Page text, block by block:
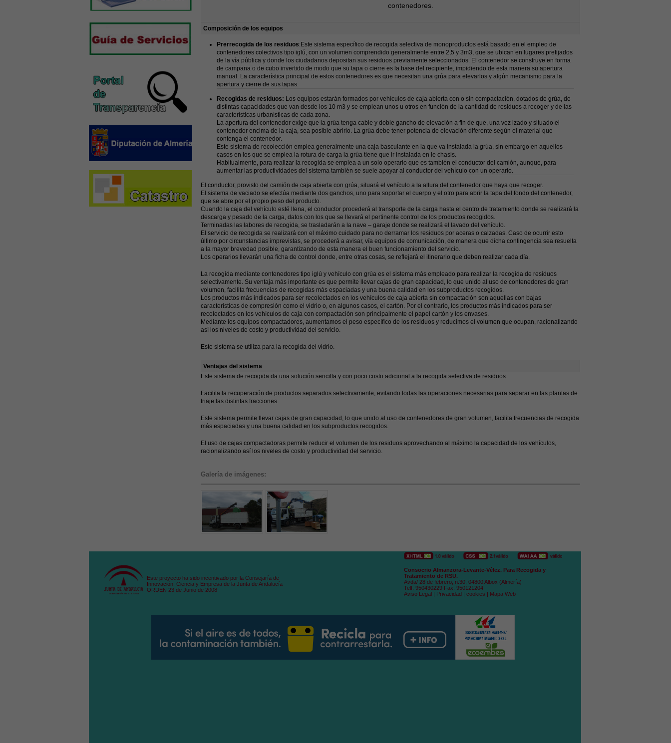
contenedores.
Composición de los equipos
Prerrecogida de los residuos:Este sistema específico de recogida selectiva de monoproductos está basado en el empleo de
contenedores colectivos tipo iglú, con un volumen comprendido generalmente entre 2,5 y 3m3, que se ubican en lugares prefijados
de la vía pública y donde los ciudadanos depositan sus residuos previamente seleccionados. El contenedor se construye en forma
de campana o de cubo invertido de modo que su tapa o cierre es la base del recipiente, impidiendo de esta manera su apertura
manual. La característica principal de estos contenedores es que necesitan una grúa para elevarlos y algún mecanismo para la
apertura y cierre de sus tapas.
Recogidas de residuos: Los equipos estarán formados por vehículos de caja abierta con o sin compactación, dotados de grúa, de
distintas capacidades que van desde los 10 m3 y se emplean unos u otros en función de la cantidad de residuos a recoger y de las
características urbanísticas de cada zona.
La apertura del contenedor exige que la grúa tenga cable y doble gancho de elevación a fin de que, una vez izado y situado el
contenedor encima de la caja, sea posible abrirlo. La grúa debe tener potencia de elevación diferente según el material que
contenga el contenedor.
Este sistema de recolección emplea generalmente una caja basculante en la que va instalada la grúa, sin embargo en aquellos
casos en los que se emplea la rotura de carga la grúa tiene que ir instalada en le chasis.
Habitualmente, para realizar la recogida se emplea a un solo operario que es también el conductor del camión, aunque, para
aumentar las productividades del sistema también se suele apoyar al conductor del vehículo con un operario.
El conductor, provisto del camión de caja abierta con grúa, situará el vehículo a la altura del contenedor que haya que recoger.
El sistema de vaciado se efectúa mediante dos ganchos, uno para soportar el cuerpo y el otro para abrir la tapa del fondo del contenedor,
que se abre por el propio peso del producto.
Cuando la caja del vehículo esté llena, el conductor procederá al transporte de la carga hasta el centro de tratamiento donde se realizará la
descarga y pesado de la carga, datos con los que se llevará el pertinente control de los productos recogidos.
Terminadas las labores de recogida, se trasladarán a la nave – garaje donde se realizará el lavado del vehículo.
El servicio de recogida se realizará con el máximo cuidado para no derramar los residuos por aceras o calzadas. Caso de ocurrir esto
último por circunstancias imprevistas, se procederá a avisar, vía equipos de comunicación, de manera que dicha contingencia sea resuelta
a la mayor brevedad posible, garantizando de esta manera el buen funcionamiento del servicio.
Los operarios llevarán una ficha de control donde, entre otras cosas, se reflejará el itinerario que deben realizar cada día.
La recogida mediante contenedores tipo iglú y vehículo con grúa es el sistema más empleado para realizar la recogida de residuos
selectivamente. Su ventaja más importante es que permite llevar cajas de gran capacidad, lo que unido al uso de contenedores de gran
volumen, facilita frecuencias de recogidas más espaciadas y una buena calidad en los subproductos recogidos.
Los productos más indicados para ser recolectados en los vehículos de caja abierta sin compactación son aquellas con bajas
características de compresión como el vidrio o, en algunos casos, el cartón. Por el contrario, los productos más indicados para ser
recolectados en los vehículos de caja con compactación son principalmente el papel cartón y los envases.
Mediante los equipos compactadores, aumentamos el peso específico de los residuos y reducimos el volumen que ocupan, racionalizando
así los niveles de costo y productividad del servicio.
Este sistema se utiliza para la recogida del vidrio.
Ventajas del sistema
Este sistema de recogida da una solución sencilla y con poco costo adicional a la recogida selectiva de residuos.
Facilita la recuperación de productos separados selectivamente, evitando todas las operaciones necesarias para separar en las plantas de
triaje las distintas fracciones.
Este sistema permite llevar cajas de gran capacidad, lo que unido al uso de contenedores de gran volumen, facilita frecuencias de recogida
más espaciadas y una buena calidad en los subproductos recogidos.
El uso de cajas compactadoras permite reducir el volumen de los residuos aprovechando al máximo la capacidad de los vehículos,
racionalizando así los niveles de costo y productividad del servicio.
Galería de imágenes:
Este proyecto ha sido incentivado por la Consejaría de
Innovación, Ciencia y Empresa de la Junta de Andalucía
ORDEN 23 de Junio de 2008
Consocrio Almanzora-Levante-Vélez. Para Recogida y
Tratamiento de RSU.
Avda/ 28 de febrero, n.30, 04800 Albox (Almería)
Telf. 950430229 Fax. 950121204
Aviso Legal | Privacidad | cookies | Mapa Web